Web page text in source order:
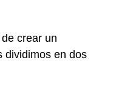
crear un
dividimos en dos